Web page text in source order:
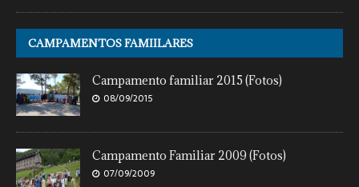
CAMPAMENTOS FAMIILARES
Campamento familiar 2015 (Fotos)
08/09/2015
Campamento Familiar 2009 (Fotos)
07/09/2009